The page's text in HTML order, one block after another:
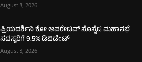
August 8, 2026
ಪ್ರಿಯದರ್ಶಿನಿ ಕೋ ಆಪರೇಟಿವ್ ಸೊಸೈಟಿ ಮಹಾಸಭೆ
ಸದಸ್ಯರಿಗೆ 9.5% ಡಿವಿಡೆಂಟ್
August 8, 2026